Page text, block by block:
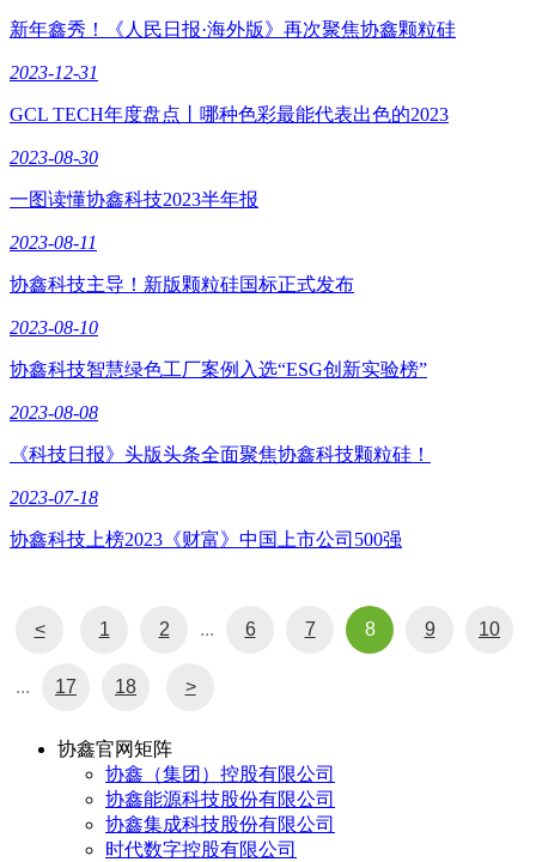
新年鑫秀！《人民日报·海外版》再次聚焦协鑫颗粒硅
2023-12-31
GCL TECH年度盘点丨哪种色彩最能代表出色的2023
2023-08-30
一图读懂协鑫科技2023半年报
2023-08-11
协鑫科技主导！新版颗粒硅国标正式发布
2023-08-10
协鑫科技智慧绿色工厂案例入选“ESG创新实验榜”
2023-08-08
《科技日报》头版头条全面聚焦协鑫科技颗粒硅！
2023-07-18
协鑫科技上榜2023《财富》中国上市公司500强
< 1 2 ... 6 7 8 9 10
... 17 18 >
协鑫官网矩阵
协鑫（集团）控股有限公司
协鑫能源科技股份有限公司
协鑫集成科技股份有限公司
时代数字控股有限公司